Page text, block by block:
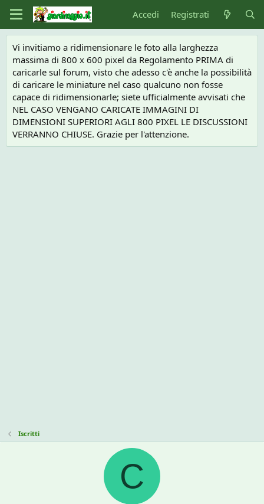
Accedi Registrati
Vi invitiamo a ridimensionare le foto alla larghezza
massima di 800 x 600 pixel da Regolamento PRIMA di
caricarle sul forum, visto che adesso c'è anche la possibilità
di caricare le miniature nel caso qualcuno non fosse
capace di ridimensionarle; siete ufficialmente avvisati che
NEL CASO VENGANO CARICATE IMMAGINI DI
DIMENSIONI SUPERIORI AGLI 800 PIXEL LE DISCUSSIONI
VERRANNO CHIUSE. Grazie per l'attenzione.
Iscritti
C